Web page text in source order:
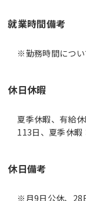
就業時間備考
休日休暇
夏季休暇、有給
113日、夏季休暇
休日備考
※月9日公休、28